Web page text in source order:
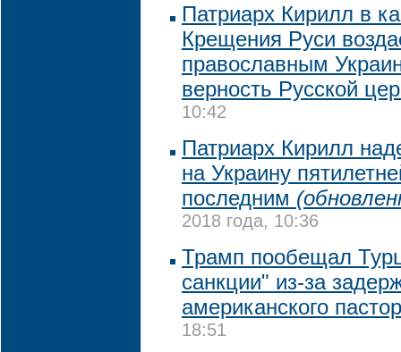
Патриарх Кирилл в
Крещения Руси
православным
верность Русской
10:42
Патриарх Кирилл
на Украину
последним
2018 года, 10:36
Трамп пообещал
санкции" из-за
американского
18:51